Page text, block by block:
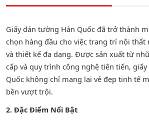
Giấy dán tường Hàn Quốc đã trở thành
chọn hàng đầu cho việc trang trí nội thất
và thiết kế đa dạng. Được sản xuất từ
cấp và quy trình công nghệ tiên tiến,
Quốc không chỉ mang lại vẻ đẹp tinh tế
bền vượt trội.
2. Đặc Điểm Nổi Bật